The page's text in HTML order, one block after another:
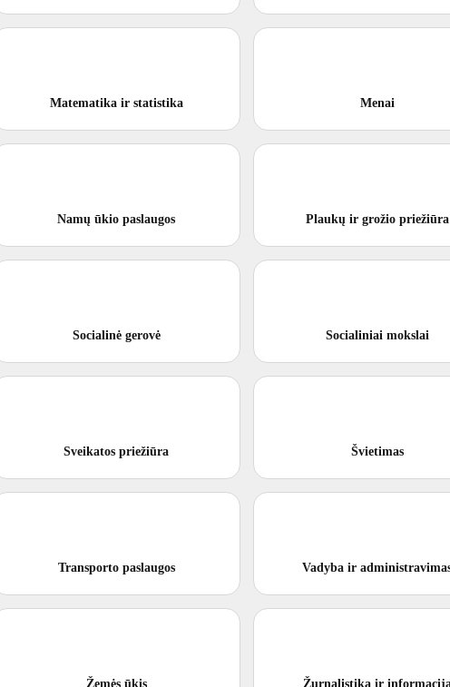
Matematika ir statistika Menai
Namų ūkio paslaugos Plaukų ir grožio priežiūra
Socialinė gerovė Socialiniai mokslai
Sveikatos priežiūra Švietimas
Transporto paslaugos Vadyba ir
Žemės ūkis Žurnalistika ir